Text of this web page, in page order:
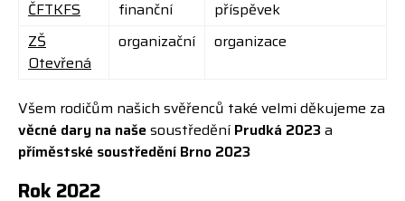
ČFTKFS
finanční
příspěvek
ZŠ
Otevřená
organizační organizace
Všem rodičům našich svěřenců také velmi děkujeme za
věcné dary na našesoustředění Prudká 2023 a
příměstské soustředění Brno 2023
Rok 2022